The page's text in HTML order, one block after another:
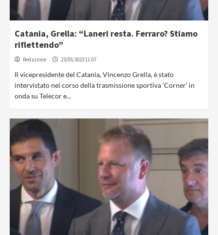
Catania, Grella: “Laneri resta. Ferraro? Stiamo
riflettendo”
Redazione 23/05/2023 11:07
Il vicepresidente del Catania, Vincenzo Grella, è stato
intervistato nel corso della trasmissione sportiva ‘Corner’ in
onda su Telecor e...